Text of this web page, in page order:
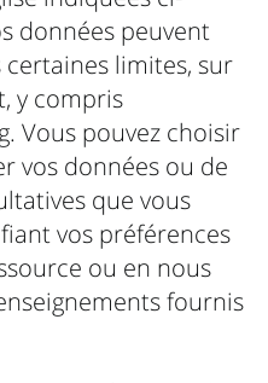
données peuvent
certaines limites, sur
y compris
Vous pouvez choisir
vos données ou de
que vous
vos préférences
ou en nous
fournis